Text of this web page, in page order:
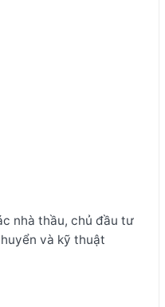
nhà thầu, chủ đầu tư
và kỹ thuật